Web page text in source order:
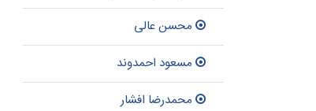
محسن عالی
مسعود احمدوند
محمدرضا افشار